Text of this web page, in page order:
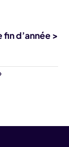
fin d’année >